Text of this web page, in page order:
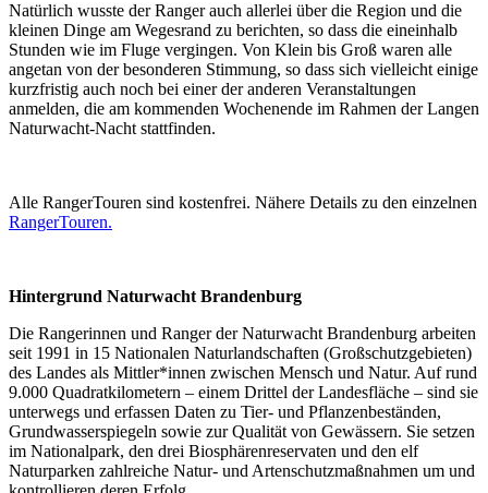
Natürlich wusste der Ranger auch allerlei über die Region und die
kleinen Dinge am Wegesrand zu berichten, so dass die eineinhalb
Stunden wie im Fluge vergingen. Von Klein bis Groß waren alle
angetan von der besonderen Stimmung, so dass sich vielleicht einige
kurzfristig auch noch bei einer der anderen Veranstaltungen
anmelden, die am kommenden Wochenende im Rahmen der Langen
Naturwacht-Nacht stattfinden.
Alle RangerTouren sind kostenfrei. Nähere Details zu den einzelnen
RangerTouren.
Hintergrund Naturwacht Brandenburg
Die Rangerinnen und Ranger der Naturwacht Brandenburg arbeiten
seit 1991 in 15 Nationalen Naturlandschaften (Großschutzgebieten)
des Landes als Mittler*innen zwischen Mensch und Natur. Auf rund
9.000 Quadratkilometern – einem Drittel der Landesfläche – sind sie
unterwegs und erfassen Daten zu Tier- und Pflanzenbeständen,
Grundwasserspiegeln sowie zur Qualität von Gewässern. Sie setzen
im Nationalpark, den drei Biosphärenreservaten und den elf
Naturparken zahlreiche Natur- und Artenschutzmaßnahmen um und